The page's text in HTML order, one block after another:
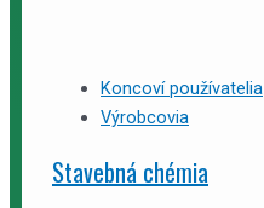
Koncoví používatelia
Výrobcovia
Stavebná chémia